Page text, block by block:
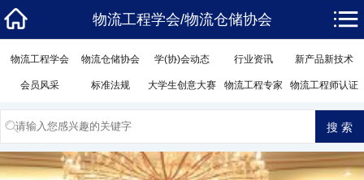
物流工程学会/物流仓储协会
物流工程学会 物流仓储协会 学(协)会动态 行业资讯 新产品新技术
会员风采 标准法规 大学生创意大赛 物流工程专家 物流工程师认证